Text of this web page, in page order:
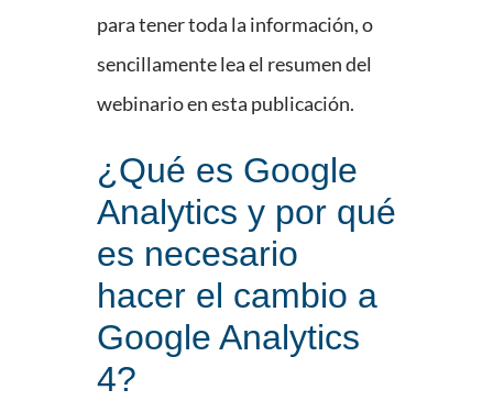
para tener toda la información, o
sencillamente lea el resumen del
webinario en esta publicación.
¿Qué es Google
Analytics y por qué
es necesario
hacer el cambio a
Google Analytics
4?